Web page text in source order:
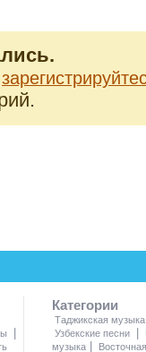
|
Категории
Таджикская музыка
Узбекские песни
|
музыка |